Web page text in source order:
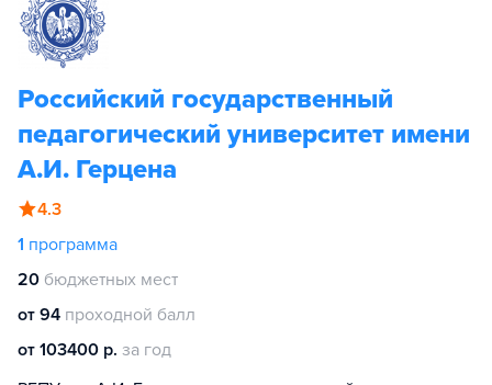
Российский государственный
педагогический университет имени
А.И. Герцена
4.3
1 программа
20 бюджетных мест
от 94 проходной балл
от 103400 р. за год